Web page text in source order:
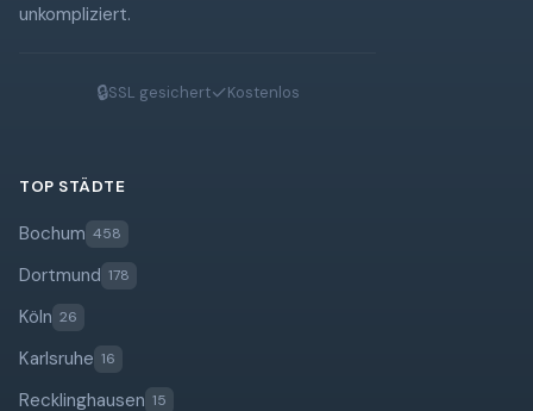
unkompliziert.
🔒SSL gesichert✓Kostenlos
TOP STÄDTE
Bochum 458
Dortmund 178
Köln 26
Karlsruhe 16
Recklinghausen 15